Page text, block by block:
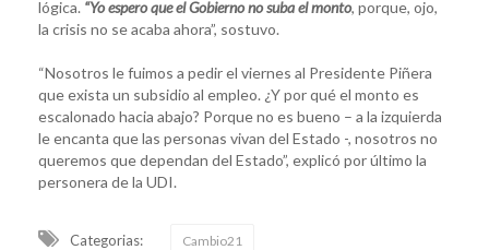
lógica. “Yo espero que el Gobierno no suba el monto, porque, ojo,
la crisis no se acaba ahora”, sostuvo.
“Nosotros le fuimos a pedir el viernes al Presidente Piñera
que exista un subsidio al empleo. ¿Y por qué el monto es
escalonado hacia abajo? Porque no es bueno – a la izquierda
le encanta que las personas vivan del Estado -, nosotros no
queremos que dependan del Estado”, explicó por último la
personera de la UDI.
Categorias: Cambio21